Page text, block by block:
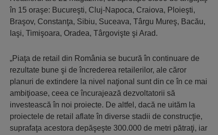
în 15 oraşe: Bucureşti, Cluj-Napoca, Craiova, Ploieşti,
Braşov, Constanţa, Sibiu, Suceava, Târgu Mureş, Bacău,
Iaşi, Timişoara, Oradea, Târgovişte şi Arad.
„Piaţa de retail din România se bucură în continuare de
rezultate bune şi de încrederea retailerilor, ale căror
planuri de extindere la nivel naţional sunt din ce în ce mai
ambiţioase, ceea ce încurajează dezvoltatorii să
investească în noi proiecte. De altfel, dacă ne uităm la
proiectele de retail aflate în diverse stadii de construcţie,
suprafaţa acestora depăşeşte 300.000 de metri pătraţi, iar